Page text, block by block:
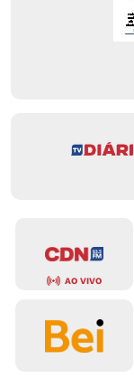
AO VIVO